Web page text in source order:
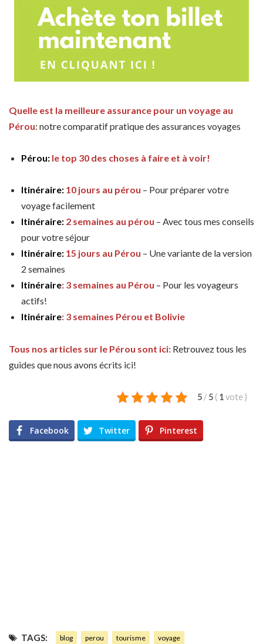
Quelle est la meilleure assurance pour un voyage au
Pérou: notre comparatif pratique des assurances voyages
Pérou: le top 30 des choses à faire et à voir!
Itinéraire: 10 jours au pérou – Pour préparer votre
voyage facilement
Itinéraire: 2 semaines au pérou – Avec tous mes conseils
pour votre séjour
Itinéraire: 15 jours au Pérou – Une variante de la version
2 semaines
Itinéraire: 3 semaines au Pérou – Pour les voyageurs
actifs!
Itinéraire: 3 semaines Pérou et Bolivie
Tous nos articles sur le Pérou sont ici: Retrouvez tous les
guides que nous avons écrits ici!
5 / 5 ( 1vote )
Facebook Twitter Pinterest
TAGS: blog perou tourisme voyage